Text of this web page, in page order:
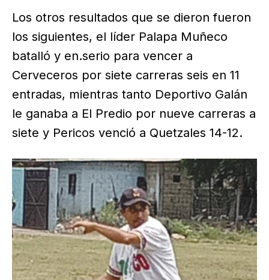
Los otros resultados que se dieron fueron
los siguientes, el líder Palapa Muñeco
batalló y en.serio para vencer a
Cerveceros por siete carreras seis en 11
entradas, mientras tanto Deportivo Galán
le ganaba a El Predio por nueve carreras a
siete y Pericos venció a Quetzales 14-12.